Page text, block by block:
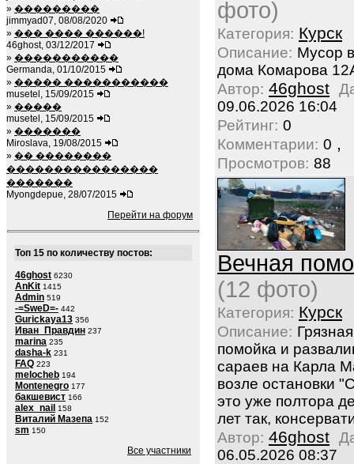
» ���������
jimmyad07, 08/08/2020
» ��� ���� ������!
46ghost, 03/12/2017
» �����������
Germanda, 01/10/2015
» ����� �����������
musetel, 15/09/2015
» �����
musetel, 15/09/2015
» �������
Miroslava, 19/08/2015
» �� ��������
����������������
�������
Myongdepue, 28/07/2015
Перейти на форум
Топ 15 по количеству постов:
46ghost 6230
AnKit 1415
Admin 519
-=SweD=- 442
Gurickaya13 356
Иван_Правдин 237
marina 235
dasha-k 231
FAQ 223
melocheb 194
Montenegro 177
бакшевист 166
alex_nail 158
Виталий Мазепа 152
sm 150
Все участники
фото)
Категория: Курск
Описание: Мусор
дома Комарова
Автор: 46ghost
09.06.2026 16:04
Рейтинг: 0
Комментарии: 0 ,
Просмотров: 88
Вечная
(12 фото)
Категория: Курск
Описание: Грязная
помойка и
сараев на Карла
возле остановки
это уже полтора
лет так,
Автор: 46ghost
06.05.2026 08:37